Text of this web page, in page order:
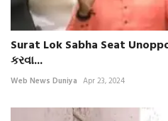
Surat Lok Sabha Seat
કરવા...
Web News Duniya Apr 23, 2024